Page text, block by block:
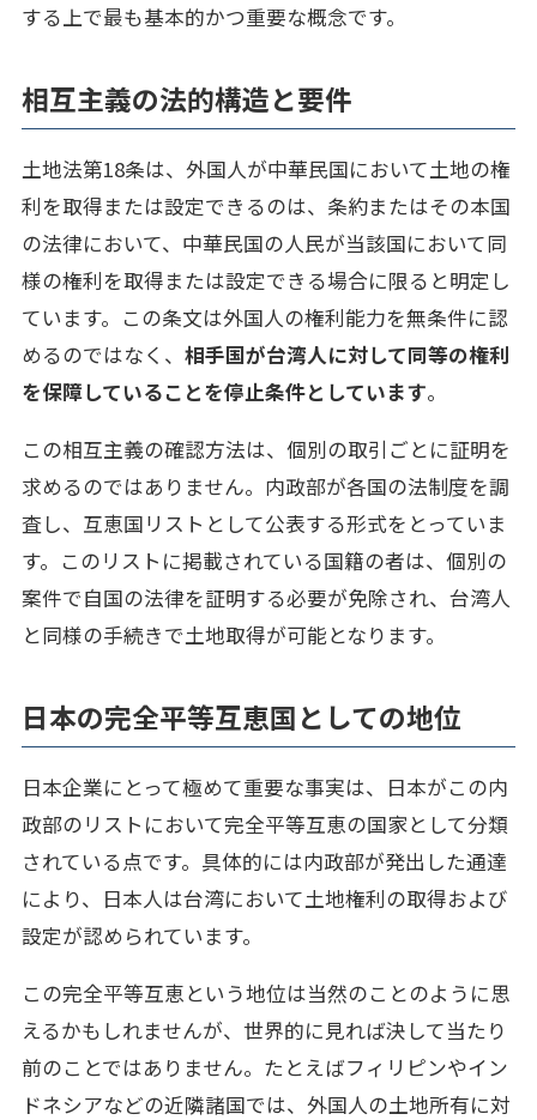
する上で最も基本的かつ重要な概念です。
相互主義の法的構造と要件
土地法第18条は、外国人が中華民国において土地の権
利を取得または設定できるのは、条約またはその本国
の法律において、中華民国の人民が当該国において同
様の権利を取得または設定できる場合に限ると明定し
ています。この条文は外国人の権利能力を無条件に認
めるのではなく、 相手国が台湾人に対して同等の権利
を保障していることを停止条件としています。
この相互主義の確認方法は、個別の取引ごとに証明を
求めるのではありません。内政部が各国の法制度を調
査し、互恵国リストとして公表する形式をとっていま
す。このリストに掲載されている国籍の者は、個別の
案件で自国の法律を証明する必要が免除され、台湾人
と同様の手続きで土地取得が可能となります。
日本の完全平等互恵国としての地位
日本企業にとって極めて重要な事実は、日本がこの内
政部のリストにおいて完全平等互恵の国家として分類
されている点です。具体的には内政部が発出した通達
により、日本人は台湾において土地権利の取得および
設定が認められています。
この完全平等互恵という地位は当然のことのように思
えるかもしれませんが、世界的に見れば決して当たり
前のことではありません。たとえばフィリピンやイン
ドネシアなどの近隣諸国では、外国人の土地所有に対